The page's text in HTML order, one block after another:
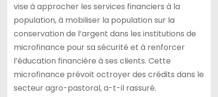
vise à approcher les services financiers à la
population, à mobiliser la population sur la
conservation de l’argent dans les institutions de
microfinance pour sa sécurité et à renforcer
l’éducation financière à ses clients. Cette
microfinance prévoit octroyer des crédits dans le
secteur agro-pastoral, a-t-il rassuré.